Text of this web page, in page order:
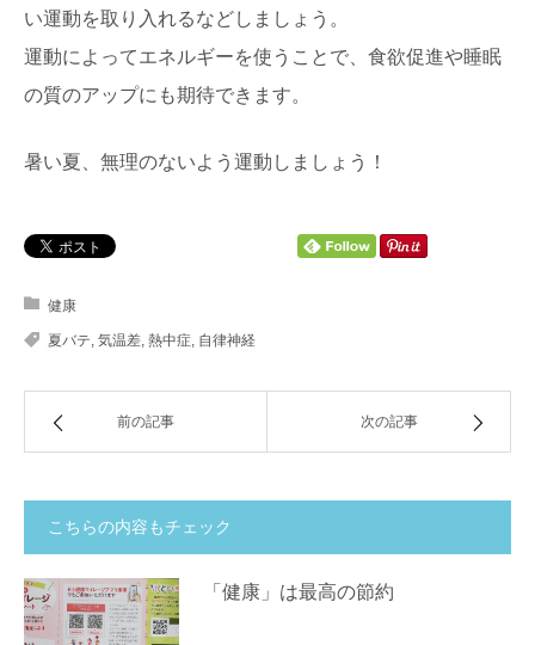
い運動を取り入れるなどしましょう。
運動によってエネルギーを使うことで、食欲促進や睡眠
の質のアップにも期待できます。
暑い夏、無理のないよう運動しましょう！
健康
夏バテ, 気温差, 熱中症, 自律神経
前の記事 次の記事
こちらの内容もチェック
「健康」は最高の節約